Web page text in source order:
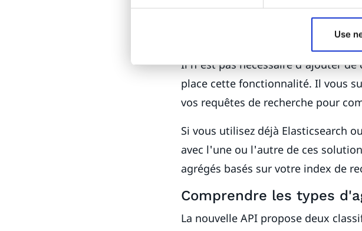
Use
Par où commencer ?
Il n’est pas nécessaire d’ajouter
place cette fonctionnalité. Il vous
vos requêtes de recherche pour
Si vous utilisez déjà Elasticsearch
avec l'une ou l'autre de ces
agrégés basés sur votre index de
Comprendre les types
La nouvelle API propose deux